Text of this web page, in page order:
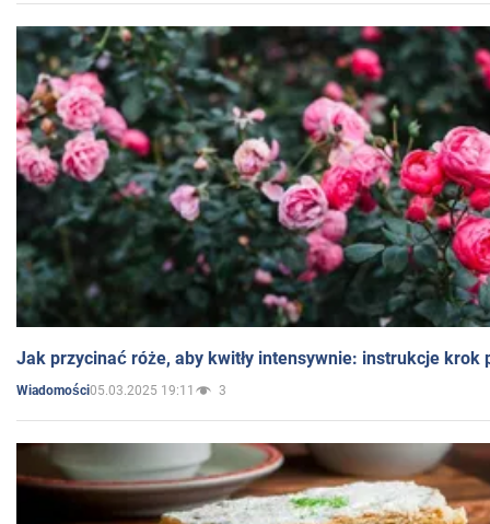
Jak przycinać róże, aby kwitły intensywnie: instrukcje krok
Wiadomości05.03.2025 19:11 3